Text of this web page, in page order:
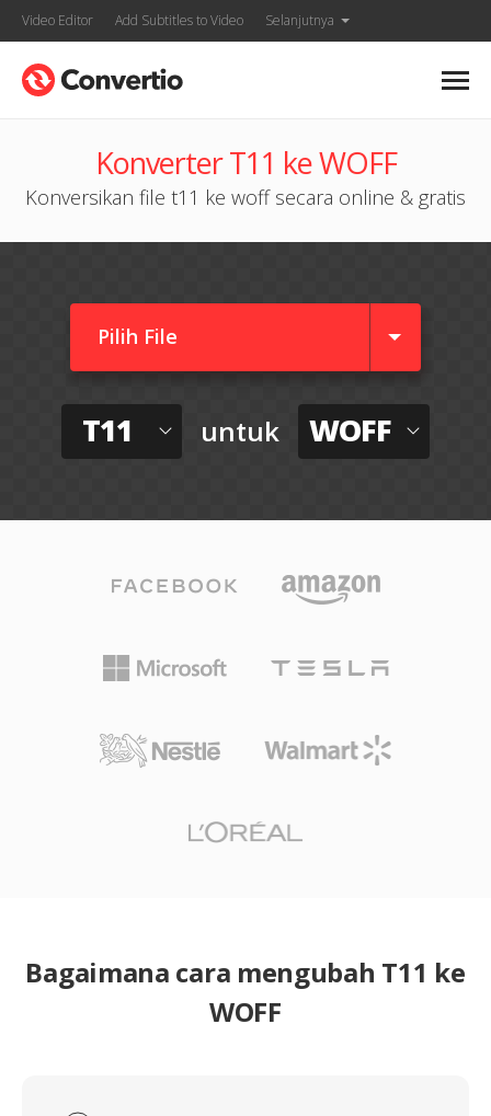
Video Editor Add Subtitles to Video Selanjutnya
Konverter T11 ke WOFF
Konversikan file t11 ke woff secara online & gratis
Pilih File
T11 untuk WOFF
Bagaimana cara mengubah T11 ke
WOFF